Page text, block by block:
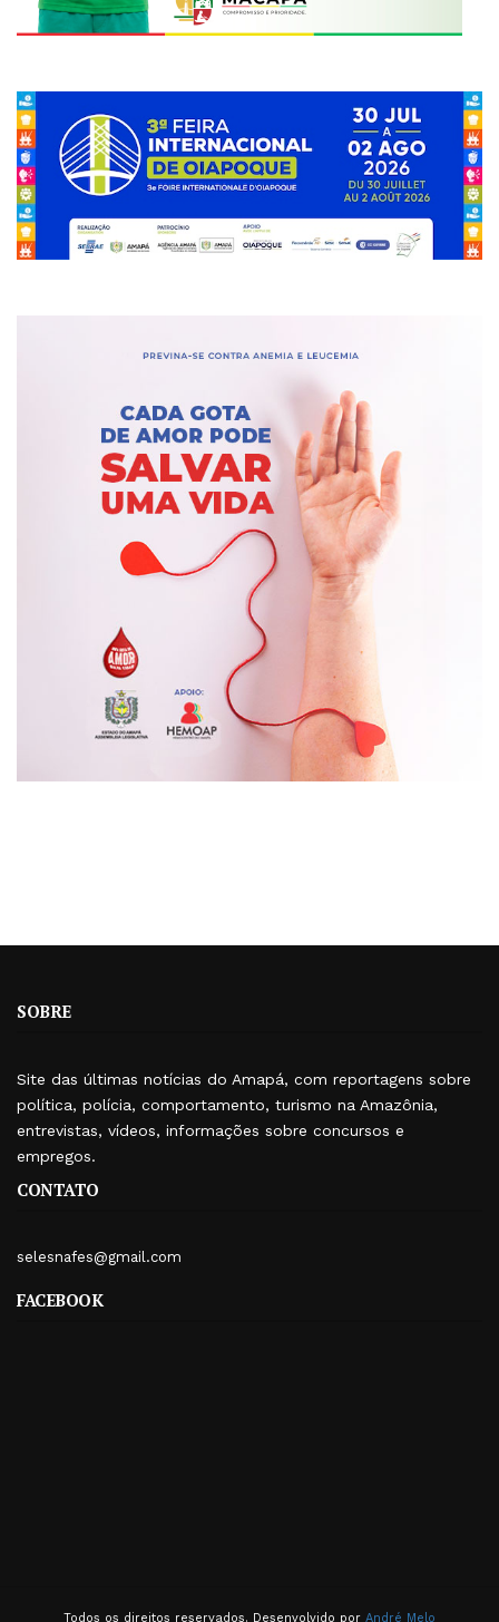
SOBRE
Site das últimas notícias do Amapá, com reportagens sobre
política, polícia, comportamento, turismo na Amazônia,
entrevistas, vídeos, informações sobre concursos e
empregos.
CONTATO
selesnafes@gmail.com
FACEBOOK
Todos os direitos reservados. Desenvolvido por André Melo